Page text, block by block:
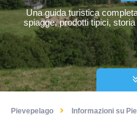
Una guida turistica
spiagge, prodotti tipici,
Pievepelago Informazioni su